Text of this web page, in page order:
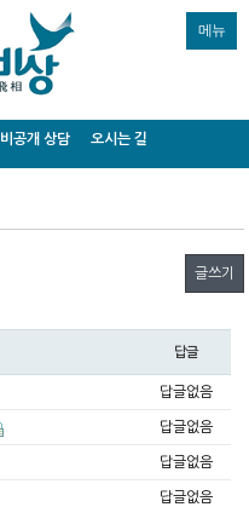
메뉴
비공개 상담 오시는 길
글쓰기
답글
답글없음
답글없음
답글없음
답글없음